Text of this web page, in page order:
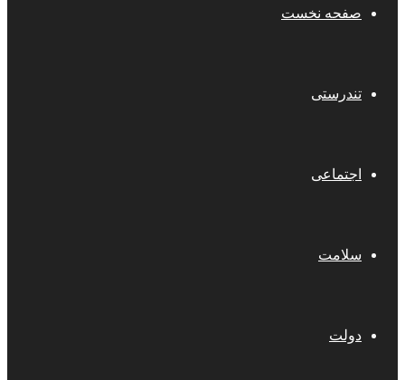
صفحه نخست
تندرستی
اجتماعی
سلامت
دولت